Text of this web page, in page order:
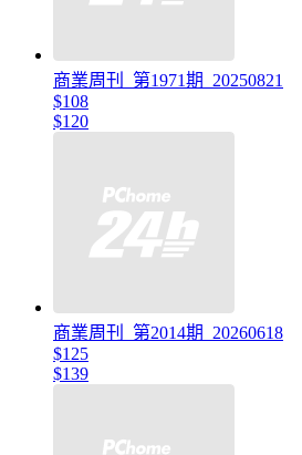
商業周刊_第1971期_20250821
$108
$120
商業周刊_第2014期_20260618
$125
$139